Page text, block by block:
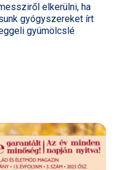
elkerülni, ha
gyógyszereket írt
gyümölcslé